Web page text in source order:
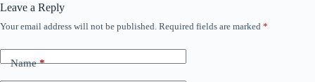
Leave a Reply
Your email address will not be published. Required fields are marked *
Name*